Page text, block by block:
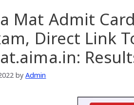
Mat Admit
Direct Link
byAdmin